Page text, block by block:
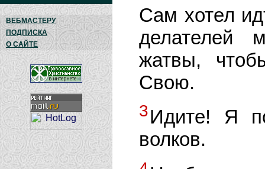
ВЕБМАСТЕРУ
ПОДПИСКА
О САЙТЕ
Сам хотел
делателей
жатвы,
Свою.
3Идите! Я
волков.